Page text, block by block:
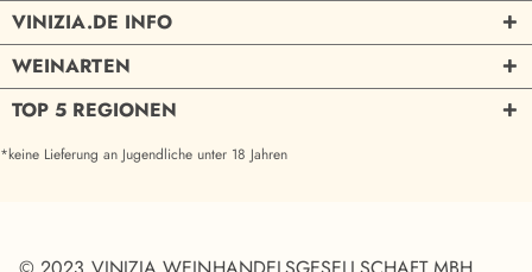
VINIZIA.DE INFO
WEINARTEN
TOP 5 REGIONEN
*keine Lieferung an Jugendliche unter 18 Jahren